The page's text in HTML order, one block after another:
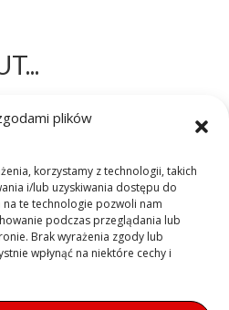
plików
korzystamy z technologii, takich
i/lub uzyskiwania dostępu do
te technologie pozwoli nam
podczas przeglądania lub
Brak wyrażenia zgody lub
wpłynąć na niektóre cechy i
at the Intersection of Sign,
Eksperyment
Culture | Zasłużony Kulturze
SAPIENS, 100% ORGANIC
SOLID